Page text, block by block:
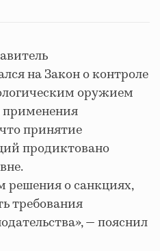
на Закон о контроле
оружием
применения
что принятие
продиктовано
о санкциях,
требования
— пояснил